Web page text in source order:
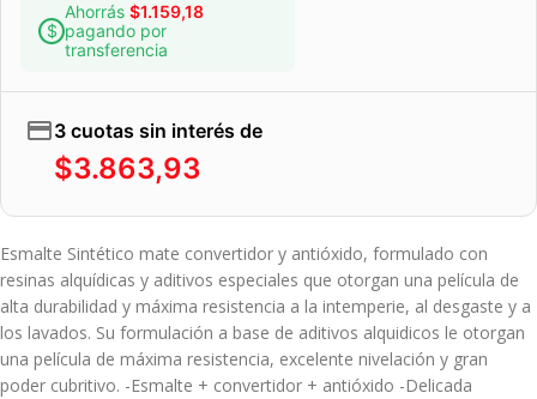
Ahorrás $1.159,18
pagando por
transferencia
3 cuotas sin interés de
$3.863,93
Esmalte Sintético mate convertidor y antióxido, formulado con
resinas alquídicas y aditivos especiales que otorgan una película de
alta durabilidad y máxima resistencia a la intemperie, al desgaste y a
los lavados. Su formulación a base de aditivos alquidicos le otorgan
una película de máxima resistencia, excelente nivelación y gran
poder cubritivo. -Esmalte + convertidor + antióxido -Delicada